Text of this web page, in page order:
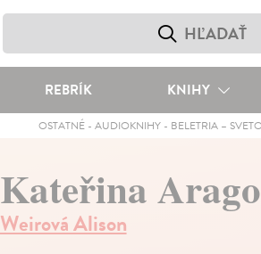
REBRÍK KNIHY
OSTATNÉ -AUDIOKNIHY - BELETRIA –
Kateřina
Weirová Alison